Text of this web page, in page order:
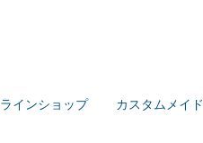
インショップ カスタムメイド